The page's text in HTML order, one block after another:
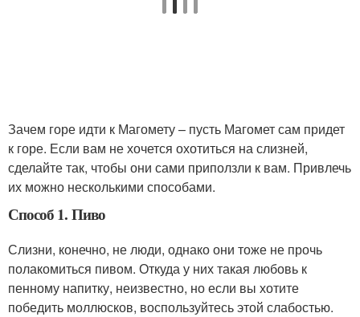
Зачем горе идти к Магомету – пусть Магомет сам придет
к горе. Если вам не хочется охотиться на слизней,
сделайте так, чтобы они сами приползли к вам. Привлечь
их можно несколькими способами.
Способ 1. Пиво
Слизни, конечно, не люди, однако они тоже не прочь
полакомиться пивом. Откуда у них такая любовь к
пенному напитку, неизвестно, но если вы хотите
победить моллюсков, воспользуйтесь этой слабостью.